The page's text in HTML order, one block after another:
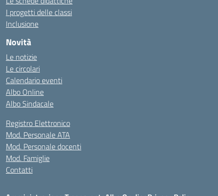
I progetti delle classi
Inclusione
Novità
Le notizie
Le circolari
Calendario eventi
Albo Online
Albo Sindacale
Registro Elettronico
Mod. Personale ATA
Mod. Personale docenti
Mod. Famiglie
Contatti